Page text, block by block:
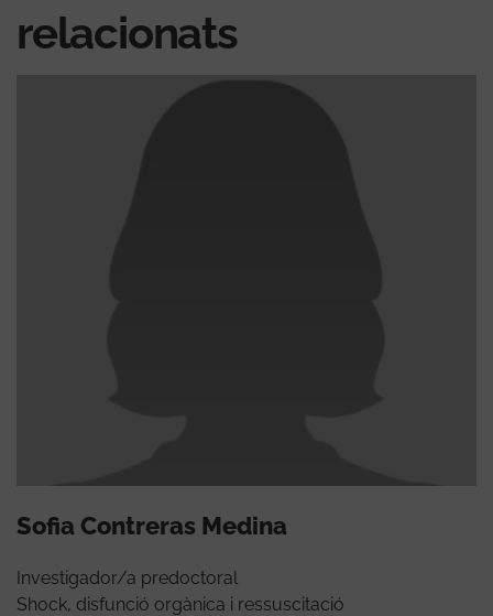
relacionats
Sofia Contreras Medina
Investigador/a predoctoral
Shock, disfunció orgànica i ressuscitació